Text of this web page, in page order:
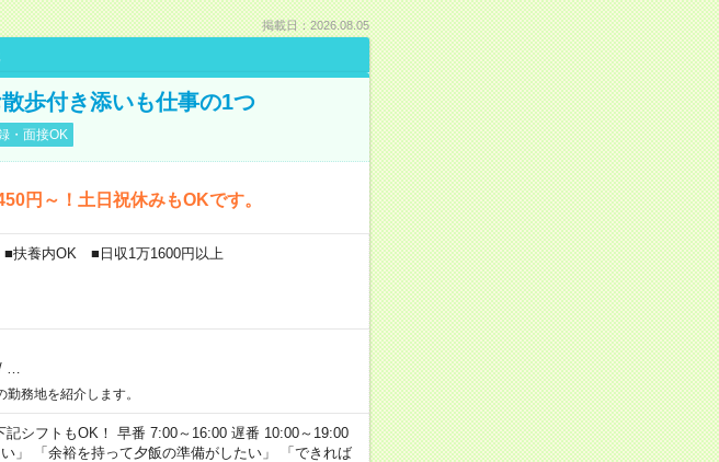
掲載日：2026.08.05
歩付き添いも仕事の1つ
・面接OK
円～！土日祝休みもOKです。
扶養内OK ■日収1万1600円以上
務地を紹介します。
シフトもOK！ 早番 7:00～16:00 遅番 10:00～19:00
」 「余裕を持って夕飯の準備がしたい」 「できれば